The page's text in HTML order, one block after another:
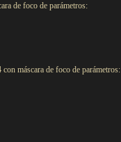
de foco de parámetros:
máscara de foco de parámetros: